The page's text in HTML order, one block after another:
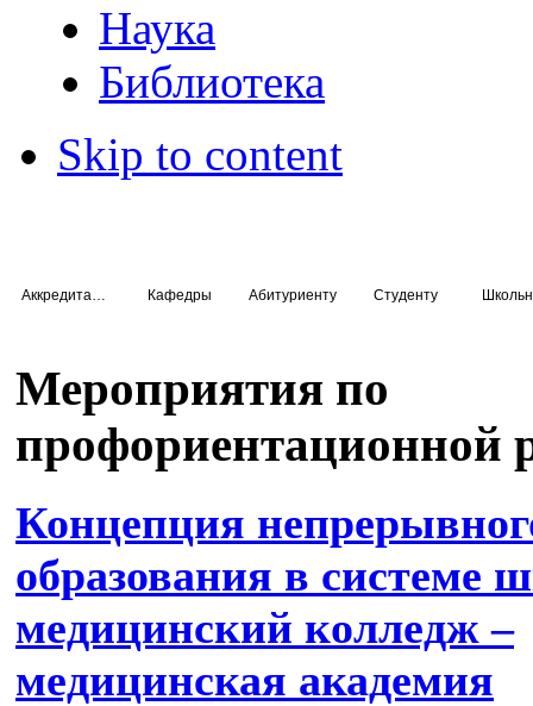
Наука
Библиотека
Skip to content
Кафедры Абитуриенту Студенту
Мероприятия по
профориентационной
Концепция
образования в системе
медицинский колледж –
медицинская академия